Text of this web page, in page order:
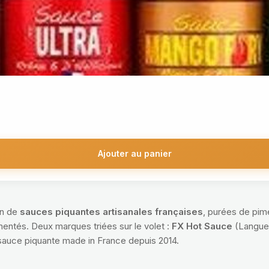
Ajouter au panier
de sauces piquantes artisanales françaises, purées de
Deux marques triées sur le volet : FX Hot Sauce
piquante made in France depuis 2014.